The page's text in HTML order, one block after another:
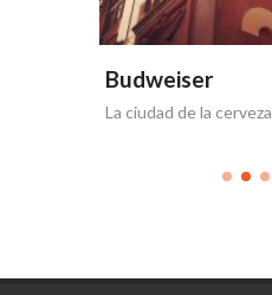
Budweiser
La ciudad de la cerveza